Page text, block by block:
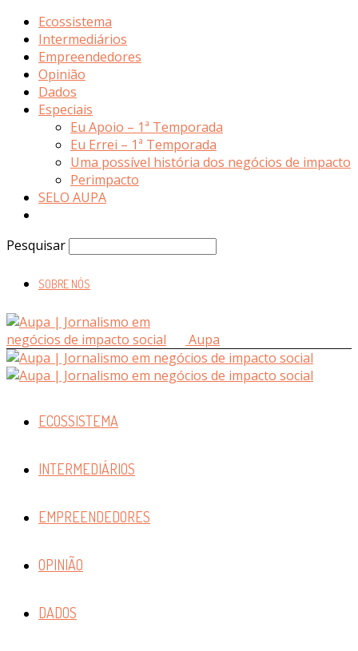
Ecossistema
Intermediários
Empreendedores
Opinião
Dados
Especiais
Eu Apoio – 1ª Temporada
Eu Errei – 1ª Temporada
Uma possível história dos negócios de impacto
Perimpacto
SELO AUPA
Pesquisar
SOBRE NÓS
Aupa
ECOSSISTEMA
INTERMEDIÁRIOS
EMPREENDEDORES
OPINIÃO
DADOS